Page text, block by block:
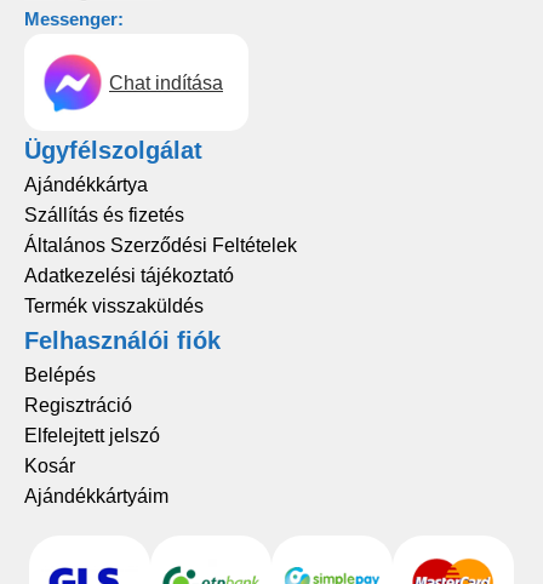
Messenger:
Chat indítása
Ügyfélszolgálat
Ajándékkártya
Szállítás és fizetés
Általános Szerződési Feltételek
Adatkezelési tájékoztató
Termék visszaküldés
Felhasználói fiók
Belépés
Regisztráció
Elfelejtett jelszó
Kosár
Ajándékkártyáim